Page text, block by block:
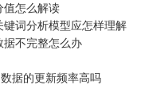
值怎么解读
键词分析模型应怎样理解
据不完整怎么办
据的更新频率高吗